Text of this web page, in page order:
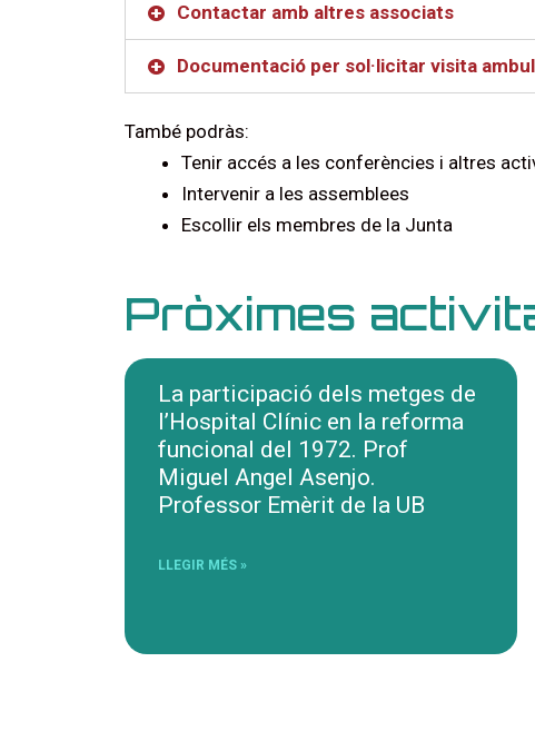
Contactar amb altres associats
Documentació per sol·licitar visita
També podràs:
Tenir accés a les conferències i altres
Intervenir a les assemblees
Escollir els membres de la Junta
Pròximes
La participació dels metges de
l’Hospital Clínic en la reforma
funcional del 1972. Prof
Miguel Angel Asenjo.
Professor Emèrit de la UB
LLEGIR MÉS »